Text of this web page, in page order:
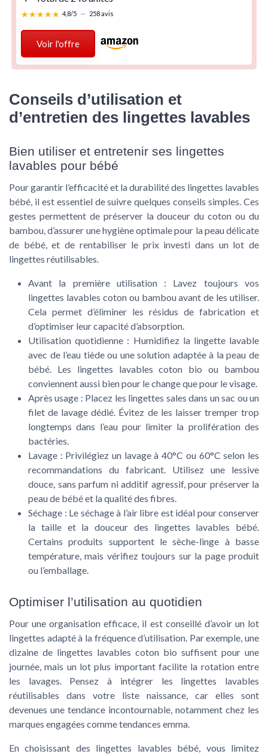
★★★★★
★★★★★ 4,8/5 — 258 avis
Voir l'offre
Conseils d’utilisation et
d’entretien des lingettes lavables
Bien utiliser et entretenir ses lingettes
lavables pour bébé
Pour garantir l’efficacité et la durabilité des lingettes lavables
bébé, il est essentiel de suivre quelques conseils simples. Ces
gestes permettent de préserver la douceur du coton ou du
bambou, d’assurer une hygiène optimale pour la peau délicate
de bébé, et de rentabiliser le prix investi dans un lot de
lingettes réutilisables.
Avant la première utilisation: Lavez toujours vos
lingettes lavables coton ou bambou avant de les utiliser.
Cela permet d’éliminer les résidus de fabrication et
d’optimiser leur capacité d’absorption.
Utilisation quotidienne : Humidifiez la lingette lavable
avec de l’eau tiède ou une solution adaptée à la peau de
bébé. Les lingettes lavables coton bio ou bambou
conviennent aussi bien pour le change que pour le visage.
Après usage : Placez les lingettes sales dans un sac ou un
filet de lavage dédié. Évitez de les laisser tremper trop
longtemps dans l’eau pour limiter la prolifération des
bactéries.
Lavage : Privilégiez un lavage à 40°C ou 60°C selon les
recommandations du fabricant. Utilisez une lessive
douce, sans parfum ni additif agressif, pour préserver la
peau de bébé et la qualité des fibres.
Séchage : Le séchage à l’air libre est idéal pour conserver
la taille et la douceur des lingettes lavables bébé.
Certains produits supportent le sèche-linge à basse
température, mais vérifiez toujours sur la page produit
ou l’emballage.
Optimiser l’utilisation au quotidien
Pour une organisation efficace, il est conseillé d’avoir un lot
lingettes adapté à la fréquence d’utilisation. Par exemple, une
dizaine de lingettes lavables coton bio suffisent pour une
journée, mais un lot plus important facilite la rotation entre
les lavages. Pensez à intégrer les lingettes lavables
réutilisables dans votre liste naissance, car elles sont
devenues une tendance incontournable, notamment chez les
marques engagées comme tendances emma.
En choisissant des lingettes lavables bébé, vous limitez